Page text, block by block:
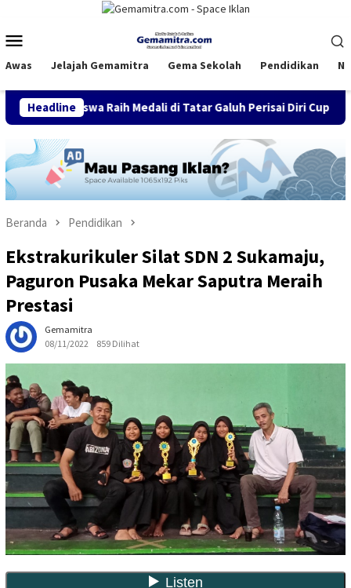
konten
Mobile
Awas Jelajah Gemamitra Gema Sekolah Pendidikan
Headline
Raih Medali di Tatar Galuh Perisai Diri Cup VIII Dinas
Beranda Pendidikan
Ekstrakurikuler Silat SDN 2 Sukamaju,
Paguron Pusaka Mekar Saputra Meraih
Prestasi
Gemamitra
08/11/2022
859 Dilihat